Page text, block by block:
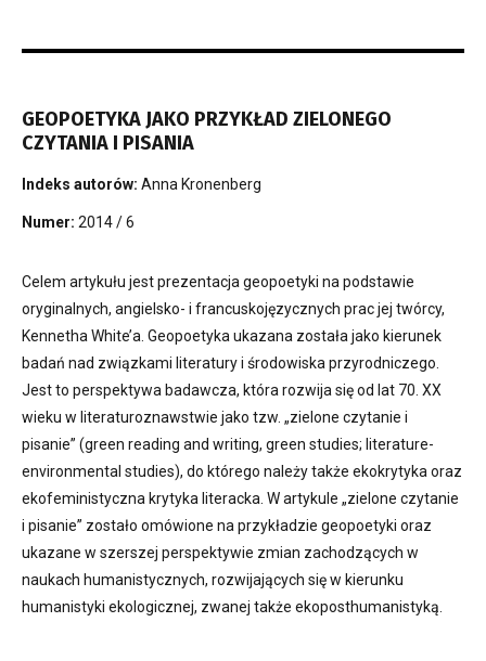
GEOPOETYKA JAKO PRZYKŁAD ZIELONEGO
CZYTANIA I PISANIA
Indeks autorów: Anna Kronenberg
Numer: 2014 / 6
Celem artykułu jest prezentacja geopoetyki na podstawie
oryginalnych, angielsko- i francuskojęzycznych prac jej twórcy,
Kennetha White’a. Geopoetyka ukazana została jako kierunek
badań nad związkami literatury i środowiska przyrodniczego.
Jest to perspektywa badawcza, która rozwija się od lat 70. XX
wieku w literaturoznawstwie jako tzw. „zielone czytanie i
pisanie” (green reading and writing, green studies; literature-
environmental studies), do którego należy także ekokrytyka oraz
ekofeministyczna krytyka literacka. W artykule „zielone czytanie
i pisanie” zostało omówione na przykładzie geopoetyki oraz
ukazane w szerszej perspektywie zmian zachodzących w
naukach humanistycznych, rozwijających się w kierunku
humanistyki ekologicznej, zwanej także ekoposthumanistyką.